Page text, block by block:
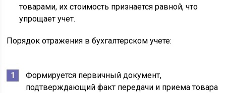
товарами, их стоимость признается равной, что
упрощает учет.
Порядок отражения в бухгалтерском учете:
Формируется первичный документ,
подтверждающий факт передачи и приема товара